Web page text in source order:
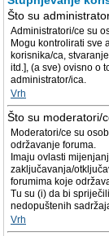
Što su
Administratori/ce su
Mogu kontrolirati sve
korisnika/ca,
itd.], (a sve) ovisno o
administrator/ica.
Vrh
Što su moderatori/
Moderatori/ce su
održavanje foruma.
Imaju ovlasti
zaključavanja/
forumima koje
Tu su (i) da bi
nedopuštenih
Vrh